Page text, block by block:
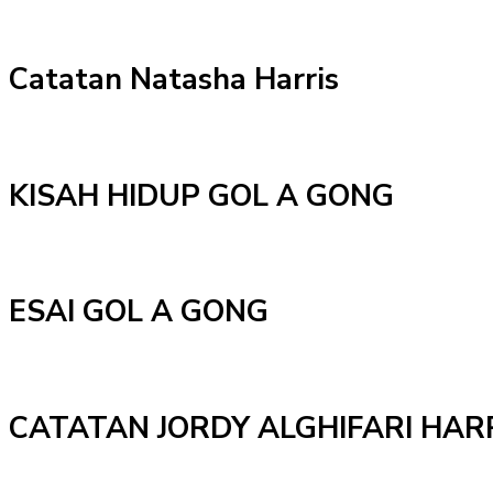
Catatan Natasha Harris
KISAH HIDUP GOL A GONG
ESAI GOL A GONG
CATATAN JORDY ALGHIFARI